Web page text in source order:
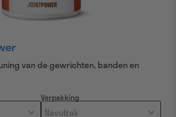
van de gewrichten, banden en
Verpakking